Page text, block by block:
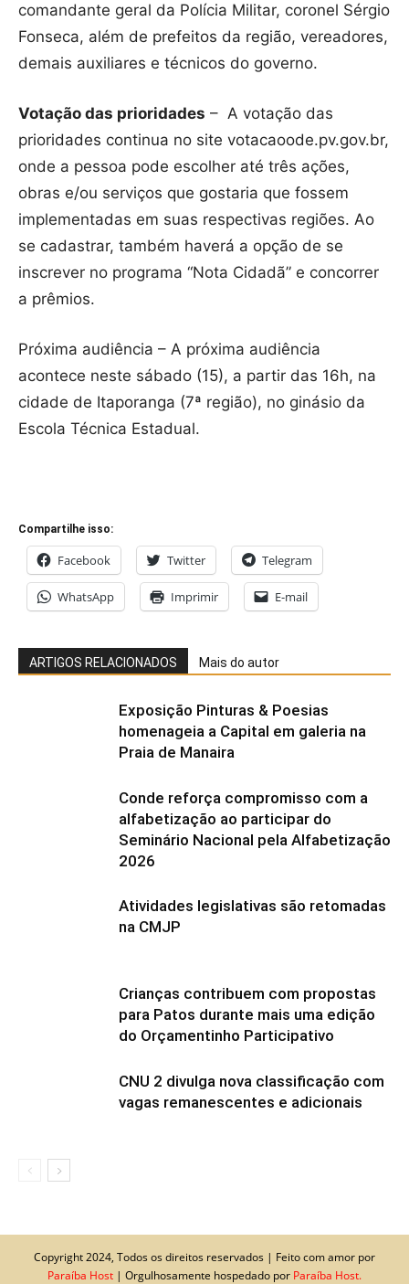
comandante geral da Polícia Militar, coronel Sérgio
Fonseca, além de prefeitos da região, vereadores,
demais auxiliares e técnicos do governo.
Votação das prioridades – A votação das
prioridades continua no site votacaoode.pv.gov.br,
onde a pessoa pode escolher até três ações,
obras e/ou serviços que gostaria que fossem
implementadas em suas respectivas regiões. Ao
se cadastrar, também haverá a opção de se
inscrever no programa “Nota Cidadã” e concorrer
a prêmios.
Próxima audiência – A próxima audiência
acontece neste sábado (15), a partir das 16h, na
cidade de Itaporanga (7ª região), no ginásio da
Escola Técnica Estadual.
Compartilhe isso:
Facebook Twitter Telegram
WhatsApp Imprimir E-mail
ARTIGOS RELACIONADOS Mais do autor
Exposição Pinturas & Poesias
homenageia a Capital em galeria na
Praia de Manaira
Conde reforça compromisso com a
alfabetização ao participar do
Seminário Nacional pela Alfabetização
2026
Atividades legislativas são retomadas
na CMJP
Crianças contribuem com propostas
para Patos durante mais uma edição
do Orçamentinho Participativo
CNU 2 divulga nova classificação com
vagas remanescentes e adicionais
Copyright 2024, Todos os direitos reservados | Feito com amor por
Paraíba Host | Orgulhosamente hospedado por Paraíba Host.